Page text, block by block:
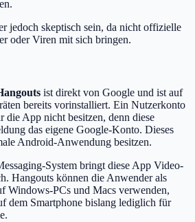
jedoch skeptisch sein, da nicht offizielle
oder Viren mit sich bringen.
ist direkt von Google und ist auf
bereits vorinstalliert. Ein Nutzerkonto
die App nicht besitzen, denn diese
das eigene Google-Konto. Dieses
Android-Anwendung besitzen.
System bringt diese App Video-
Hangouts können die Anwender als
Windows-PCs und Macs verwenden,
dem Smartphone bislang lediglich für